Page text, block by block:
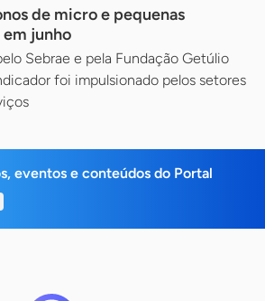
de micro e pequenas
junho
Sebrae e pela Fundação Getúlio
foi impulsionado pelos setores
eventos e conteúdos do Portal